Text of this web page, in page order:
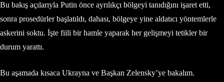
Bu bakış açılarıyla Putin önce ayrılıkçı bölgeyi tanıdığını işaret etti,
sonra prosedürler başlatıldı, dahası, bölgeye yine aldatıcı yöntemlerle
askerini soktu. İşte fiili bir hamle yaparak her gelişmeyi tetikler bir
durum yarattı.
Bu aşamada kısaca Ukrayna ve Başkan Zelensky’ye bakalım.